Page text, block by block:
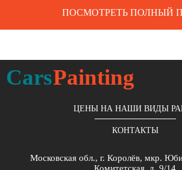
ПОСМОТРЕТЬ ПОЛНЫЙ
CarsPainting
ЦЕНЫ НА НАШИ ВИДЫ
КОНТАКТЫ
Московская обл., г. Королёв, мкр.